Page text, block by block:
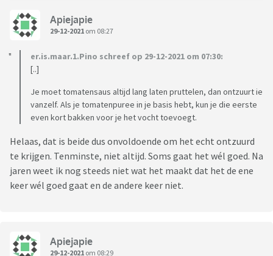
Apiejapie
29-12-2021 om 08:27
er.is.maar.1.Pino schreef op 29-12-2021 om 07:30:
[..]
Je moet tomatensaus altijd lang laten pruttelen, dan ontzuurt ie
vanzelf. Als je tomatenpuree in je basis hebt, kun je die eerste
even kort bakken voor je het vocht toevoegt.
Helaas, dat is beide dus onvoldoende om het echt ontzuurd
te krijgen. Tenminste, niet altijd. Soms gaat het wél goed. Na
jaren weet ik nog steeds niet wat het maakt dat het de ene
keer wél goed gaat en de andere keer niet.
Apiejapie
29-12-2021 om 08:29